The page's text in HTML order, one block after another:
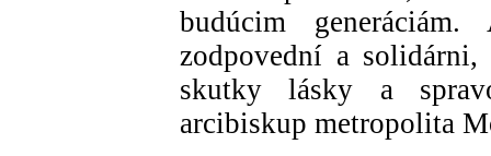
budúcim
zodpovední a
skutky lásky a
arcibiskup metropolita